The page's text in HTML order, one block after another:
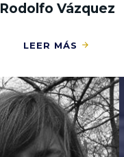
Rodolfo Vázquez
LEER MÁS